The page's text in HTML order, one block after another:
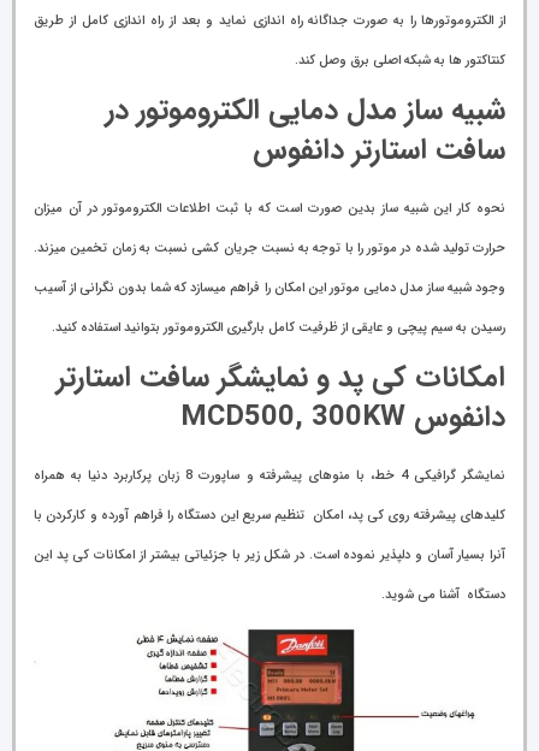
از الکتروموتورها را به صورت جداگانه راه اندازی نماید و بعد از راه اندازی کامل از طریق
کنتاکتور ها به شبکه اصلی برق وصل کند.
شبیه ساز مدل دمایی الکتروموتور در
سافت استارتر دانفوس
نحوه کار این شبیه ساز بدین صورت است که با ثبت اطلاعات الکتروموتور در آن میزان
حرارت تولید شده در موتور را با توجه به نسبت جریان کشی نسبت به زمان تخمین میزند.
وجود شبیه ساز مدل دمایی موتور این امکان را فراهم میسازد که شما بدون نگرانی از آسیب
رسیدن به سیم پیچی و عایقی از ظرفیت کامل بارگیری الکتروموتور بتوانید استفاده کنید.
امکانات کی پد و نمایشگر سافت استارتر
دانفوس MCD500, 300KW
نمایشگر گرافیکی 4 خط، با منوهای پیشرفته و ساپورت 8 زبان پرکاربرد دنیا به همراه
کلیدهای پیشرفته روی کی پد، امکان تنظیم سریع این دستگاه را فراهم آورده و کارکردن با
آنرا بسیار آسان و دلپذیر نموده است. در شکل زیر با جزئیاتی بیشتر از امکانات کی پد این
دستگاه آشنا می شوید.